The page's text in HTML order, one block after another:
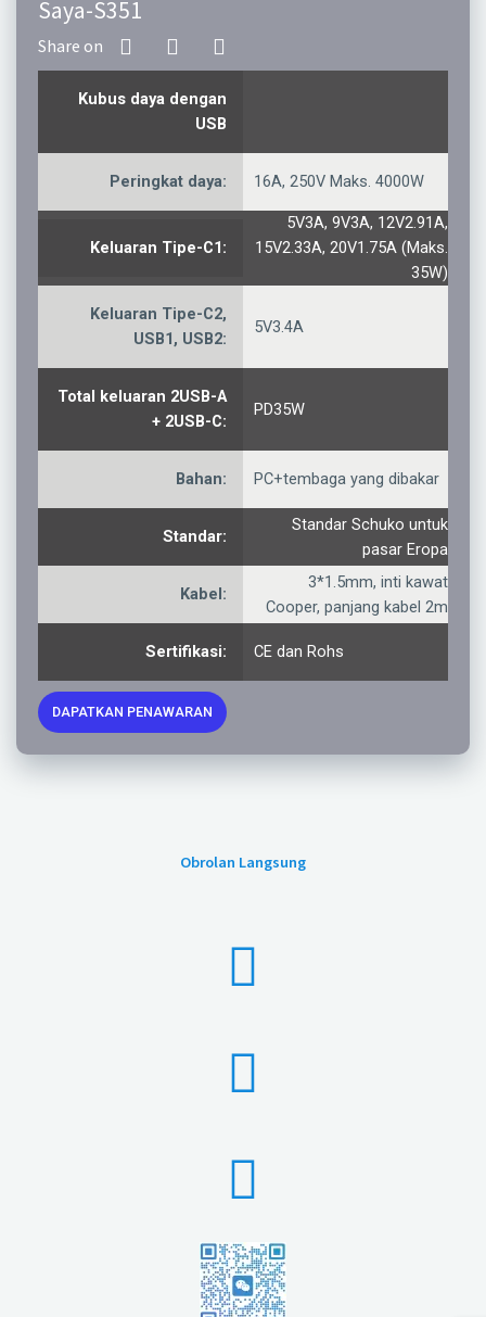
Saya-S351
Kubus daya dengan
USB
Peringkat daya: 16A, 250V Maks. 4000W
Keluaran Tipe-C1:
5V3A, 9V3A, 12V2.91A,
15V2.33A, 20V1.75A (Maks.
35W)
Keluaran Tipe-C2,
USB1, USB2:
5V3.4A
Total keluaran 2USB-A
+ 2USB-C:
PD35W
Bahan: PC+tembaga yang dibakar
Standar:
Standar Schuko untuk
pasar Eropa
Kabel:
3*1.5mm, inti kawat
Cooper, panjang kabel 2m
Sertifikasi: CE dan Rohs
DAPATKAN PENAWARAN
Obrolan Langsung